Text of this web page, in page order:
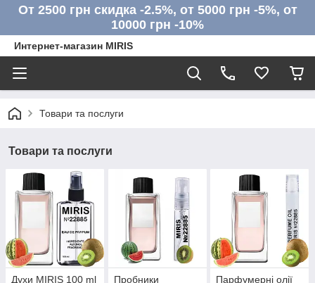
От 2500 грн скидка -2.5%, от 5000 грн -5%, от
10000 грн -10%
Интернет-магазин MIRIS
Товари та послуги
Товари та послуги
Духи MIRIS 100 ml
Пробники
Парфумерні олії